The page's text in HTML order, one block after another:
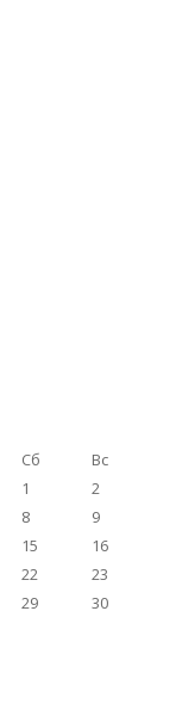
Сб
Вс
1
2
8
9
15
16
22
23
29
30